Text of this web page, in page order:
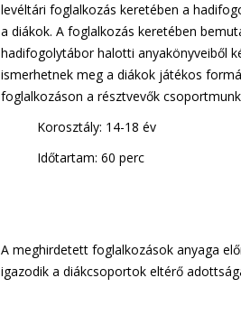
levéltári foglalkozás keretében a
a diákok. A foglalkozás keretében
hadifogolytábor halotti anyakönyveiből
ismerhetnek meg a diákok játékos
foglalkozáson a résztvevők
Korosztály: 14-18 év
Időtartam: 60 perc
A meghirdetett foglalkozások anyaga
igazodik a diákcsoportok eltérő